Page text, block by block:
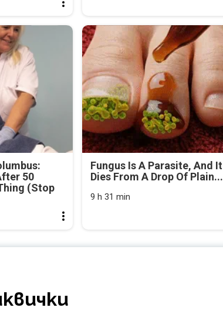
50
(Stop
Fungus Is A Parasite, And It
Dies From A Drop Of Plain...
9 h 31 min